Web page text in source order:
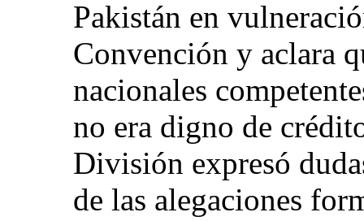
Pakistán en
Convención y aclara
nacionales
no era digno de
División expresó
de las alegaciones